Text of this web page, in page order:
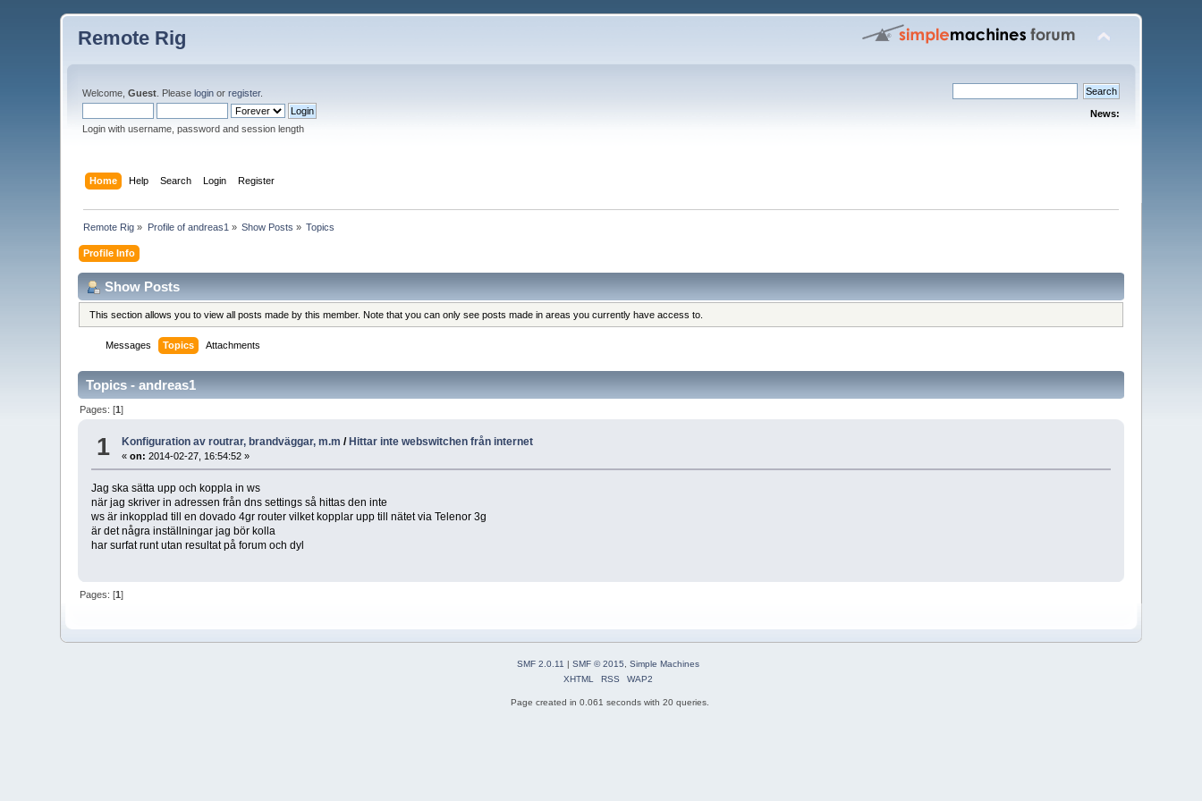
Remote Rig
Welcome,Guest . Pleaselogin orregister.
Login with username, password and session length
News:
Home Help Search Login Register
Remote Rig » Profile of andreas1 » Show Posts » Topics
Profile Info
Show Posts
This section allows you to view all posts made by this member. Note that you can only see posts made in areas you currently have access to.
Messages Topics Attachments
Topics - andreas1
Pages: [1]
1 Konfiguration av routrar, brandväggar, m.m / Hittar inte webswitchen från internet
«on: 2014-02-27, 16:54:52 »
Jag ska sätta upp och koppla in ws
när jag skriver in adressen från dns settings så hittas den inte
ws är inkopplad till en dovado 4gr router vilket kopplar upp till nätet via Telenor 3g
är det några inställningar jag bör kolla
har surfat runt utan resultat på forum och dyl
Pages: [1]
SMF 2.0.11 | SMF © 2015
Simple Machines
XHTML
RSS WAP2
Page created in 0.061 seconds with 20 queries.